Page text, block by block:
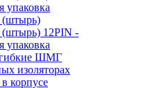
упаковка
12PIN -
упаковка
ШМГ
изоляторах
корпусе